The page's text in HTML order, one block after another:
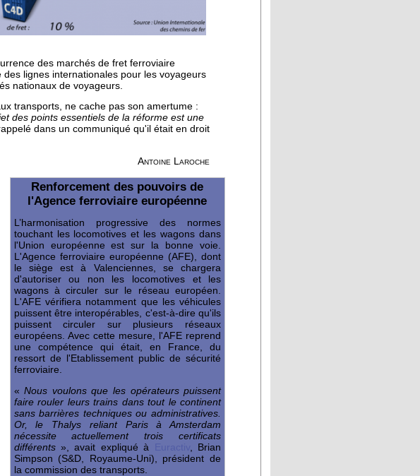
des marchés de fret ferroviaire
lignes internationales pour les voyageurs
nationaux de voyageurs.
transports, ne cache pas son amertume :
des points essentiels de la réforme est une
dans un communiqué qu'il était en droit
Antoine Laroche
Renforcement des pouvoirs de
l'Agence ferroviaire européenne
L’harmonisation progressive des normes
touchant les locomotives et les wagons dans
l'Union européenne est sur la bonne voie.
L'Agence ferroviaire européenne (AFE), dont
le siège est à Valenciennes, se chargera
d'autoriser ou non les locomotives et les
wagons à circuler sur le réseau européen.
L'AFE vérifiera notamment que les véhicules
puissent être interopérables, c'est-à-dire qu'ils
puissent circuler sur plusieurs réseaux
européens. Avec cette mesure, l'AFE reprend
une compétence qui était, en France, du
ressort de l'Etablissement public de sécurité
ferroviaire.
«Nous voulons que les opérateurs puissent
faire rouler leurs trains dans tout le continent
sans barrières techniques ou administratives.
Or, le Thalys reliant Paris à Amsterdam
nécessite actuellement trois certificats
différents», avait expliqué à Euractiv
, Brian
Simpson (S&D, Royaume-Uni), président de
la commission des transports.